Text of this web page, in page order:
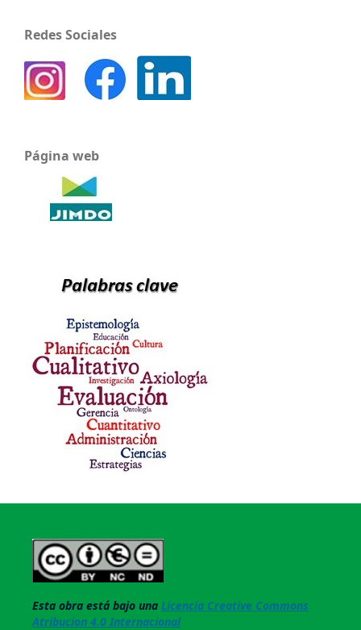
Redes Sociales
Página web
Esta obra está bajo una Licencia Creative Commons
Atribucion 4.0 Internacional